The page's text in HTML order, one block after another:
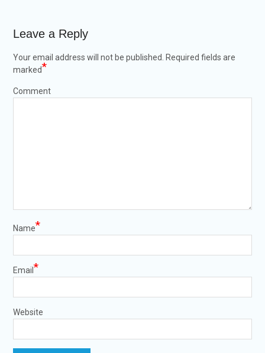
Leave a Reply
Your email address will not be published. Required fields are
marked*
Comment
Name*
Email *
Website